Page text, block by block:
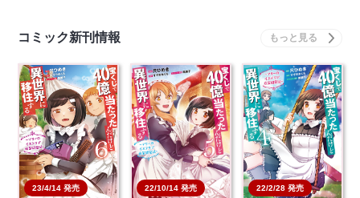
コミック新刊情報
23/4/14 発売 22/10/14 発売 22/2/28 発売